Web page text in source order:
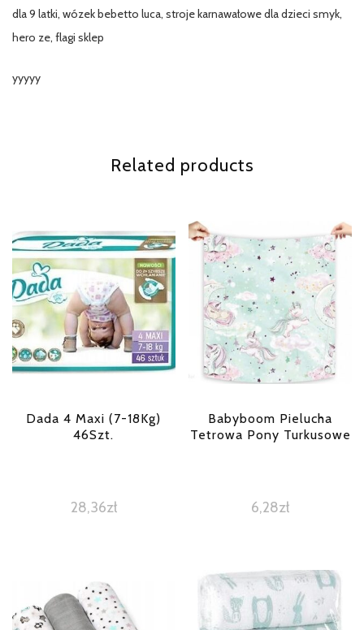
dla 9 latki, wózek bebetto luca, stroje karnawałowe dla dzieci smyk,
hero ze, flagi sklep
yyyyy
Related products
Dada 4 Maxi (7-18Kg)
46Szt.
28,36zł
Babyboom Pielucha
Tetrowa Pony Turkusowe
6,28zł